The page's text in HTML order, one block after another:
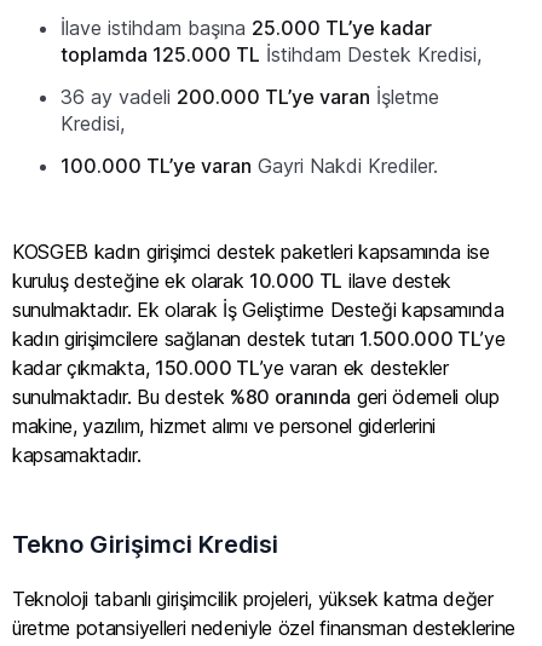
İlave istihdam başına 25.000 TL’ye kadar
toplamda 125.000 TL İstihdam Destek Kredisi,
36 ay vadeli 200.000 TL’ye varan İşletme
Kredisi,
100.000 TL’ye varan Gayri Nakdi Krediler.
KOSGEB kadın girişimci destek paketleri kapsamında ise
kuruluş desteğine ek olarak 10.000 TL ilave destek
sunulmaktadır. Ek olarak İş Geliştirme Desteği kapsamında
kadın girişimcilere sağlanan destek tutarı 1.500.000 TL’ye
kadar çıkmakta, 150.000 TL’ye varan ek destekler
sunulmaktadır. Bu destek %80 oranında geri ödemeli olup
makine, yazılım, hizmet alımı ve personel giderlerini
kapsamaktadır.
Tekno Girişimci Kredisi
Teknoloji tabanlı girişimcilik projeleri, yüksek katma değer
üretme potansiyelleri nedeniyle özel finansman desteklerine